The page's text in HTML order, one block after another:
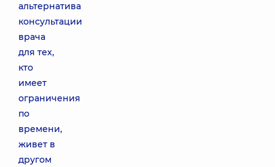
альтернатива
консультации
врача
для тех,
кто
имеет
ограничения
по
времени,
живет в
другом